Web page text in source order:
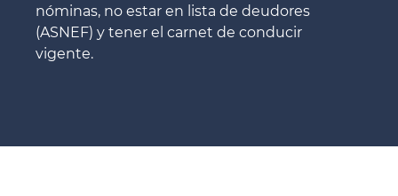
nóminas, no estar en lista de deudores
(ASNEF) y tener el carnet de conducir
vigente.